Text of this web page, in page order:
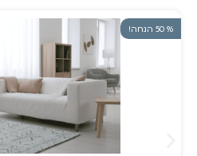
% 50 הנחה!